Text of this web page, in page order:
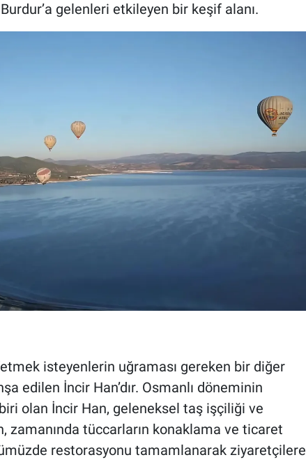
gelenleri etkileyen bir keşif alanı.
isteyenlerin uğraması gereken bir diğer
edilen İncir Han’dır. Osmanlı döneminin
olan İncir Han, geleneksel taş işçiliği ve
zamanında tüccarların konaklama ve ticaret
restorasyonu tamamlanarak ziyaretçilere